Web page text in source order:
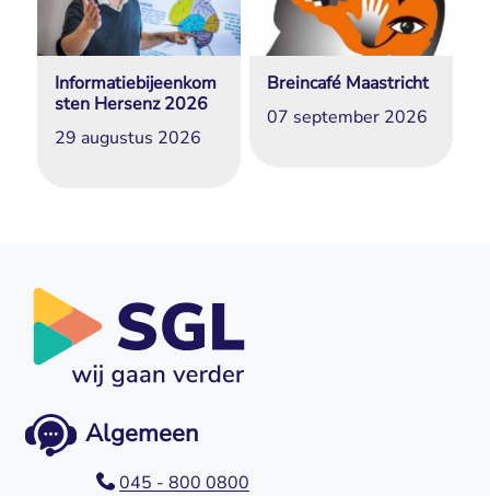
Informatiebijeenkom
sten Hersenz 2026
29 augustus 2026
Breincafé Maastricht
07 september 2026
Algemeen
045 - 800 0800